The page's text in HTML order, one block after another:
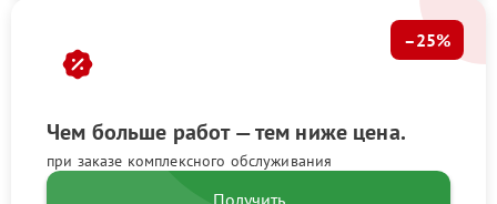
Чем больше работ — тем ниже цена.
при заказе комплексного обслуживания
–25%
Получить